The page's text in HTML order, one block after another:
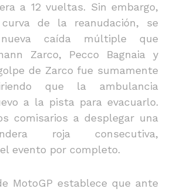
a 12 vueltas. Sin embargo,
de la reanudación, se
caída múltiple que
Zarco, Pecco Bagnaia y
de Zarco fue sumamente
que la ambulancia
a la pista para evacuarlo.
comisarios a desplegar una
roja consecutiva,
evento por completo.
MotoGP establece que ante